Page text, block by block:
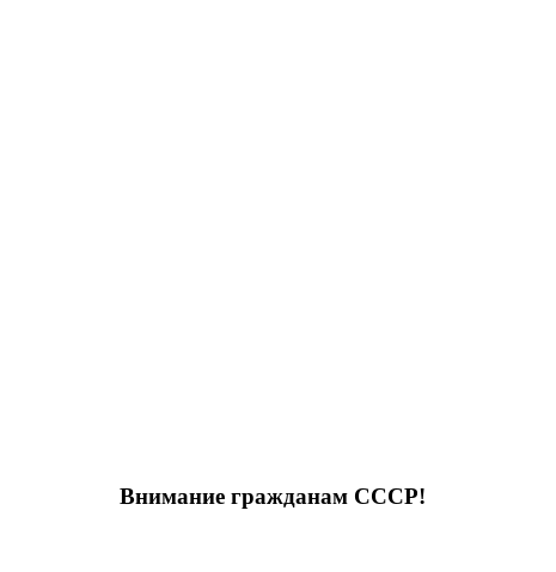
Внимание гражданам СССР!